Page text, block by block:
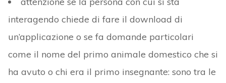
interagendo chiede di fare il download di
un’applicazione o se fa domande particolari
come il nome del primo animale domestico che si
ha avuto o chi era il primo insegnante: sono tra le